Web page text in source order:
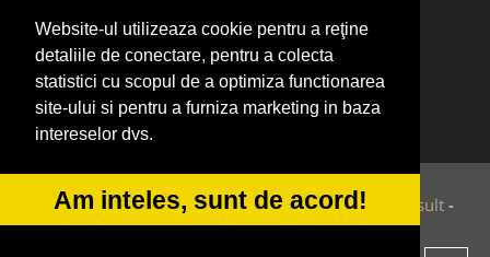
Website-ul utilizeaza cookie pentru a reţine
detaliile de conectare, pentru a colecta
statistici cu scopul de a optimiza functionarea
site-ului si pentru a furniza marketing in baza
intereselor dvs.
Am inteles, sunt de acord!
Alpinist-Utilitar.com
Birouri-Cadastru.ro
FirmaTractariAuto.ro
Service-Reparatii.com
© 2014-2026 Powered byVilonMedia&Tokaido Consult -
ANPC SOL